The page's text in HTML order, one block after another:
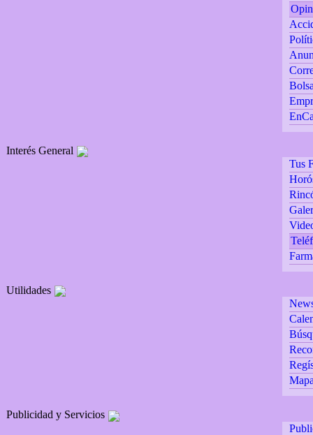
Interés General
Tus
Utilidades
Publicidad y Servicios